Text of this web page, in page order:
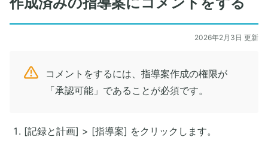
2026年2月3日 更新
コメントをするには、指導案作成の権限が
「承認可能」であることが必須です。
[記録と計画] > [指導案] をクリックします。